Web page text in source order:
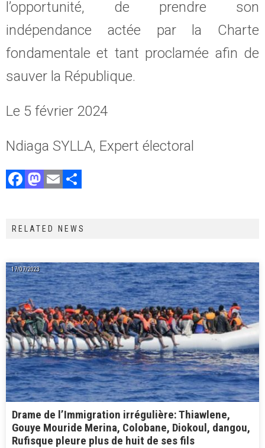
l’opportunité, de prendre son
indépendance actée par la Charte
fondamentale et tant proclamée afin de
sauver la République.
Le 5 février 2024
Ndiaga SYLLA, Expert électoral
F
b
ok
M
o
o
n
E
l
g
RELATED NEWS
17/07/2023
Drame de l’Immigration irrégulière: Thiawlene,
Gouye Mouride Merina, Colobane, Diokoul, dangou,
Rufisque pleure plus de huit de ses fils